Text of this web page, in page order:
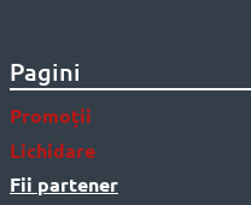
Pagini
Promoții
Lichidare
Fii partener